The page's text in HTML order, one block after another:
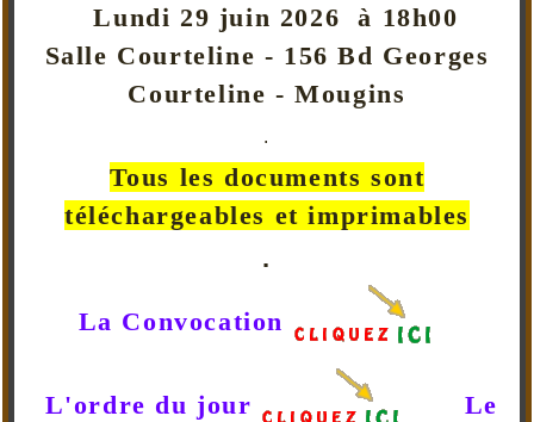
Lundi 29 juin 2026 à 18h00
Salle Courteline - 156 Bd Georges
Courteline - Mougins
.
Tous les documents sont
téléchargeables et imprimables
.
La Convocation
L'ordre du jour Le